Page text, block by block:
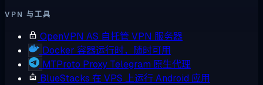
VPN 与工具
OpenVPN AS 自托管 VPN 服务器
Docker 容器运行时，随时可用
MTProto Proxy Telegram 原生代理
BlueStacks 在 VPS 上运行 Android 应用